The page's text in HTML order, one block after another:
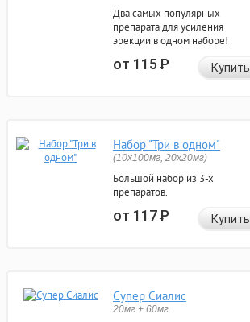
Два самых популярных
препарата для усиления
эрекции в одном наборе!
от 115Р Купить
Набор "Три в одном"
(10x100мг, 20x20мг)
Большой набор из 3-х
препаратов.
от 117Р Купить
Супер Сиалис
20мг + 60мг